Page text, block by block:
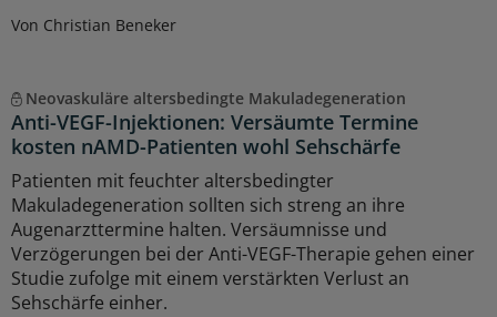
Von Christian Beneker
Neovaskuläre altersbedingte Makuladegeneration
Anti-VEGF-Injektionen: Versäumte Termine
kosten nAMD-Patienten wohl Sehschärfe
Patienten mit feuchter altersbedingter
Makuladegeneration sollten sich streng an ihre
Augenarzttermine halten. Versäumnisse und
Verzögerungen bei der Anti-VEGF-Therapie gehen einer
Studie zufolge mit einem verstärkten Verlust an
Sehschärfe einher.